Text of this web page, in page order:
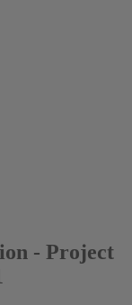
- Project